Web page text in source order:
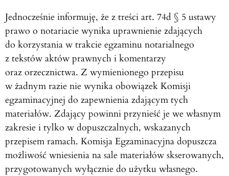
Jednocześnie informuję, że z treści art. 74d § 5 ustawy
prawo o notariacie wynika uprawnienie zdających
do korzystania w trakcie egzaminu notarialnego
z tekstów aktów prawnych i komentarzy
oraz orzecznictwa. Z wymienionego przepisu
w żadnym razie nie wynika obowiązek Komisji
egzaminacyjnej do zapewnienia zdającym tych
materiałów. Zdający powinni przynieść je we własnym
zakresie i tylko w dopuszczalnych, wskazanych
przepisem ramach. Komisja Egzaminacyjna dopuszcza
możliwość wniesienia na sale materiałów skserowanych,
przygotowanych wyłącznie do użytku własnego.